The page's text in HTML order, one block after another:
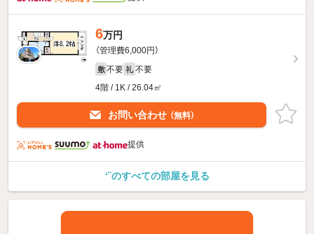
6万円
（管理費6,000円）
敷 不要 礼 不要
4階 / 1K / 26.04㎡
お問い合わせ （無料）
提供
‘¨のすべての部屋を見る